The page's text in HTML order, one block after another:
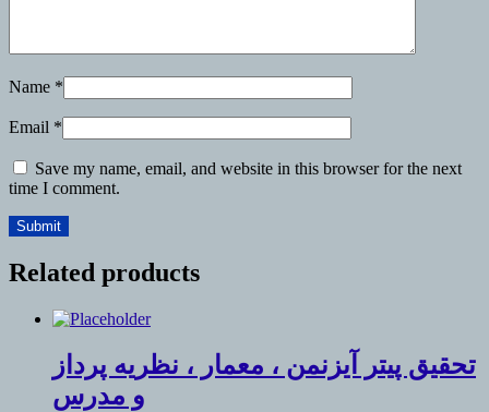
Name *
Email *
Save my name, email, and website in this browser for the next
time I comment.
Related products
تحقیق پیتر آیزنمن ، معمار ، نظریه پرداز
و مدرس